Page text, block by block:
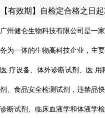
【有效期】自检定合格之日起
广州健仑生物科技有限公司是一
务为一体的生物高科技企业，主
医 疗设备、体外诊断试剂、医
剂、食品安全检测试剂，违禁品
诊断试剂、临床血液学和体液学